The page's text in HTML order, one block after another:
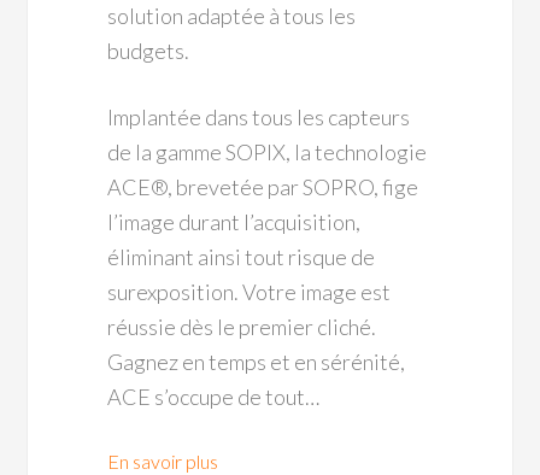
solution adaptée à tous les
budgets.
Implantée dans tous les capteurs
de la gamme SOPIX, la technologie
ACE®, brevetée par SOPRO, fige
l’image durant l’acquisition,
éliminant ainsi tout risque de
surexposition. Votre image est
réussie dès le premier cliché.
Gagnez en temps et en sérénité,
ACE s’occupe de tout…
En savoir plus